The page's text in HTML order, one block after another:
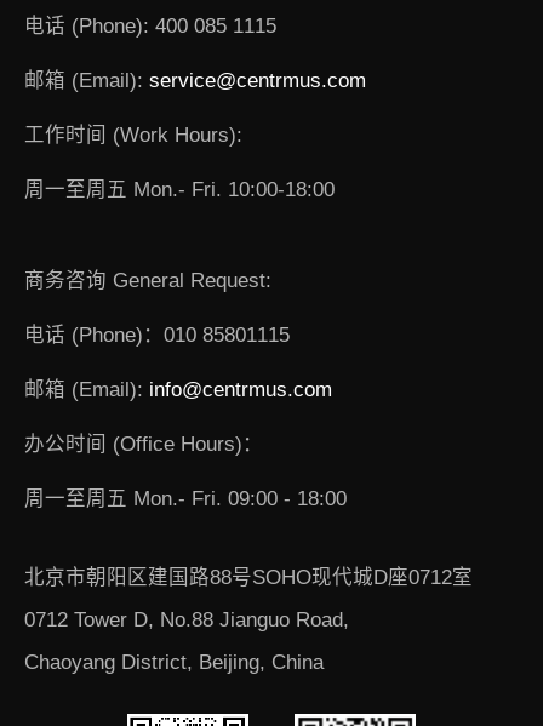
电话 (Phone): 400 085 1115
邮箱 (Email): service@centrmus.com
工作时间 (Work Hours):
周一至周五 Mon.- Fri. 10:00-18:00
商务咨询 General Request:
电话 (Phone)：010 85801115
邮箱 (Email): info@centrmus.com
办公时间 (Office Hours)：
周一至周五 Mon.- Fri. 09:00 - 18:00
北京市朝阳区建国路88号SOHO现代城D座0712室
0712 Tower D, No.88 Jianguo Road,
Chaoyang District, Beijing, China